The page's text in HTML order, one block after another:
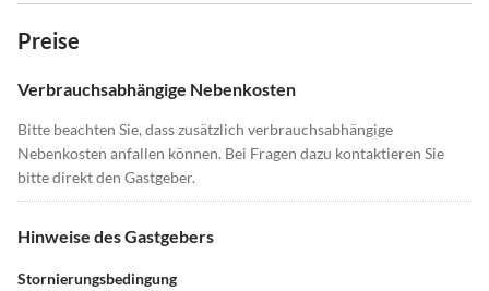
Preise
Verbrauchsabhängige Nebenkosten
Bitte beachten Sie, dass zusätzlich verbrauchsabhängige
Nebenkosten anfallen können. Bei Fragen dazu kontaktieren Sie
bitte direkt den Gastgeber.
Hinweise des Gastgebers
Stornierungsbedingung